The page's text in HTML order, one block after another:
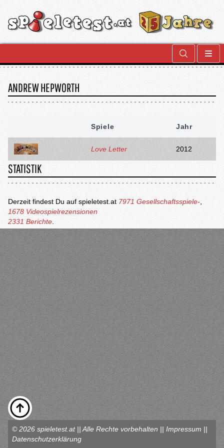
ANDREW HEPWORTH
Spiele Jahr
Love Letter 2012
STATISTIK
Derzeit findest Du auf spieletest.at 7971 Gesellschaftsspiele-
1678 Videospielrezensionen
2331 Berichte
© 2026 spieletest.at || Alle Rechte vorbehalten || Impressum ||
Datenschutzerklärung